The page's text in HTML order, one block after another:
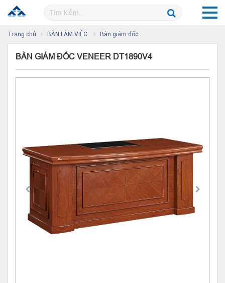
Trang chủ BÀN LÀM VIỆC Bàn giám đốc
BÀN GIÁM ĐỐC VENEER DT1890V4